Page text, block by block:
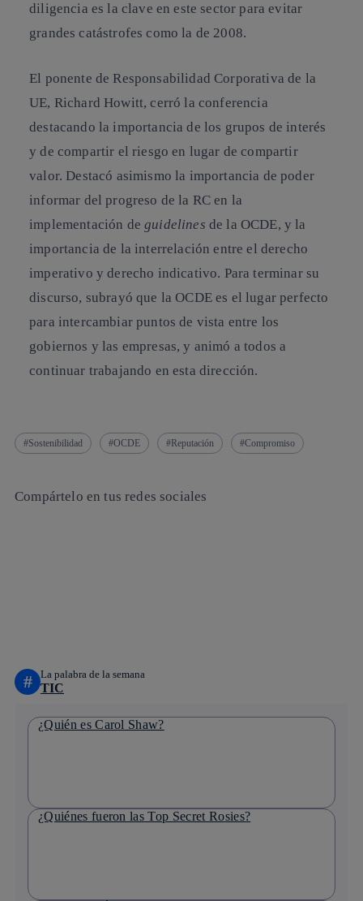
diligencia es la clave en este sector para evitar
grandes catástrofes como la de 2008.
El ponente de Responsabilidad Corporativa de la
UE, Richard Howitt, cerró la conferencia
destacando la importancia de los grupos de interés
y de compartir el riesgo en lugar de compartir
valor. Destacó asimismo la importancia de poder
informar del progreso de la RC en la
implementación deguidelines de la OCDE, y la
importancia de la interrelación entre el derecho
imperativo y derecho indicativo. Para terminar su
discurso, subrayó que la OCDE es el lugar perfecto
para intercambiar puntos de vista entre los
gobiernos y las empresas, y animó a todos a
continuar trabajando en esta dirección.
Sostenibilidad OCDE Reputación Compromiso
Compártelo en tus redes sociales
# La palabra de la semana
TIC
¿Quién es Carol Shaw?
¿Quiénes fueron las Top Secret Rosies?